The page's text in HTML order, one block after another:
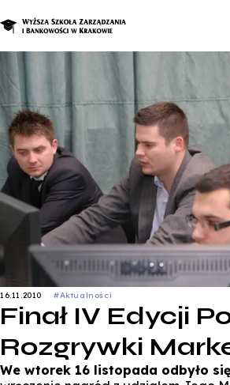
Studia
16.11.2010 #Aktualności
Finał IV Edycji
Rozgrywki
We wtorek 16 listopada odbyło się